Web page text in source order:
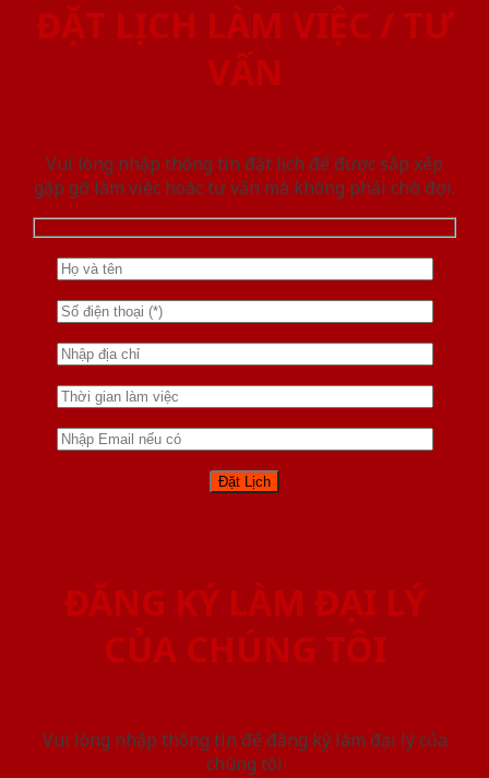
ĐẶT LỊCH LÀM VIỆC / TƯ
VẤN
Vui lòng nhập thông tin đặt lịch để được sắp xếp
gặp gỡ làm việc hoăc tư vấn mà không phải chờ đợi.
ĐĂNG KÝ LÀM ĐẠI LÝ
CỦA CHÚNG TÔI
Vui lòng nhập thông tin để đăng ký làm đại lý của
chúng tôi